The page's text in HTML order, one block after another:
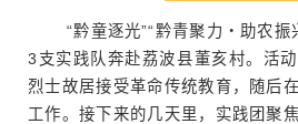
“黔童逐光”“黔青聚力・助农振
3支实践队奔赴荔波县董亥村。活
烈士故居接受革命传统教育，随后
工作。接下来的几天里，实践团聚